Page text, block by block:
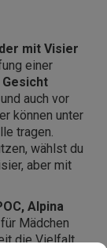
mit Visier
einer
auch vor
können unter
tragen.
wählst du
aber mit
Alpina
Mädchen
die Vielfalt